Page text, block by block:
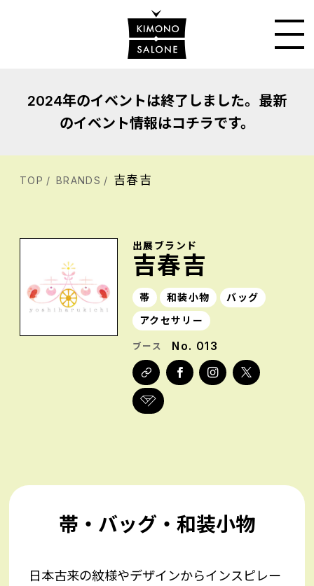
2024年のイベントは終了しました。最新
のイベント情報はコチラです。
TOP BRANDS 吉春吉
出展ブランド
吉春吉
帯 和装小物
バッグ
アクセサリー
ブース No. 013
帯・バッグ・和装小物
日本古来の紋様やデザインからインスピレー